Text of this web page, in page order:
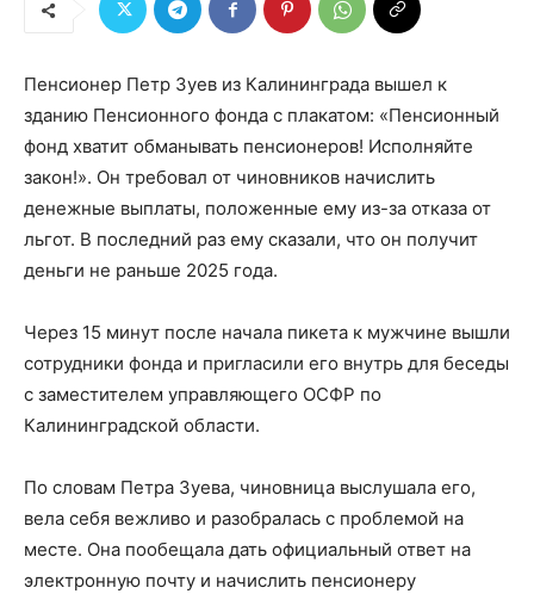
Пенсионер Петр Зуев из Калининграда вышел к
зданию Пенсионного фонда с плакатом: «Пенсионный
фонд хватит обманывать пенсионеров! Исполняйте
закон!». Он требовал от чиновников начислить
денежные выплаты, положенные ему из-за отказа от
льгот. В последний раз ему сказали, что он получит
деньги не раньше 2025 года.
Через 15 минут после начала пикета к мужчине вышли
сотрудники фонда и пригласили его внутрь для беседы
с заместителем управляющего ОСФР по
Калининградской области.
По словам Петра Зуева, чиновница выслушала его,
вела себя вежливо и разобралась с проблемой на
месте. Она пообещала дать официальный ответ на
электронную почту и начислить пенсионеру